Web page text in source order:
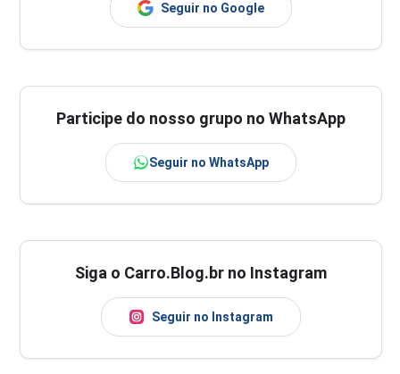
Seguir no Google
Participe do nosso grupo no WhatsApp
Seguir no WhatsApp
Siga o Carro.Blog.br no Instagram
Seguir no Instagram